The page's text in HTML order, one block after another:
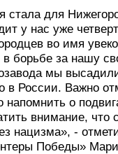
стала для
у нас уже
во имя
борьбе за нашу
мы
в России. Важно
напомнить о
внимание, что
нацизма», -
Победы»